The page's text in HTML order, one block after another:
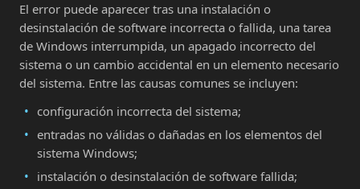
El error puede aparecer tras una instalación o
desinstalación de software incorrecta o fallida, una tarea
de Windows interrumpida, un apagado incorrecto del
sistema o un cambio accidental en un elemento necesario
del sistema. Entre las causas comunes se incluyen:
configuración incorrecta del sistema;
entradas no válidas o dañadas en los elementos del
sistema Windows;
instalación o desinstalación de software fallida;